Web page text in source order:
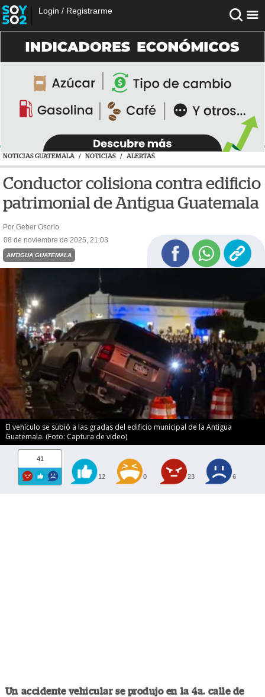
Login / Registrarme
NOTICIAS GUATEMALA / NOTICIAS / ALERTAS
Conductor colisiona contra edificio
patrimonial de Antigua Guatemala
Por Geber Osorio
08 de noviembre de 2025, 21:03
ANTIGUA GUATEMALA
El vehículo se subió a las gradas del edificio municipal de la Antigua
Guatemala. (Foto: Captura de video)
41
12 0 23 6
Un accidente vehicular se produjo en la 4a. calle de